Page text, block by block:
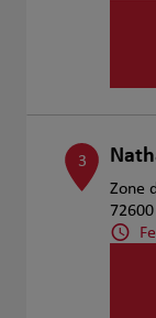
3
Zone